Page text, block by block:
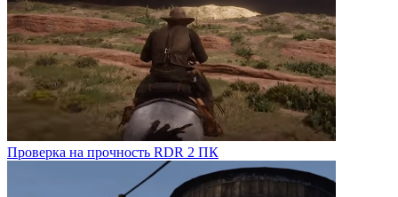
Проверка на прочность RDR 2 ПК